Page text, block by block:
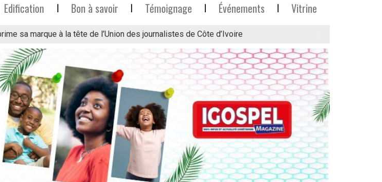
Edification Bon à savoir Témoignage Événements Vitrine
sa marque à la tête de l’Union des journalistes de Côte d’Ivoire